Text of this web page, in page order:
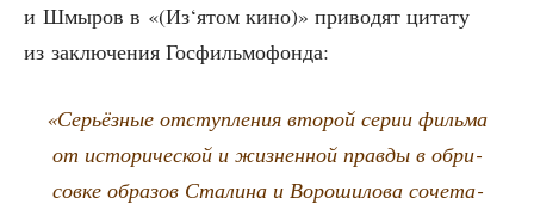
и Шмы­ров в «(Из‘ятом кино)» при­во­дят цита­ту
из заклю­че­ния Госфильмофонда:
«Серьёз­ные отступ­ле­ния вто­рой серии филь­ма
от исто­ри­че­ской и жиз­нен­ной прав­ды в обри­
сов­ке обра­зов Ста­ли­на и Воро­ши­ло­ва соче­та­